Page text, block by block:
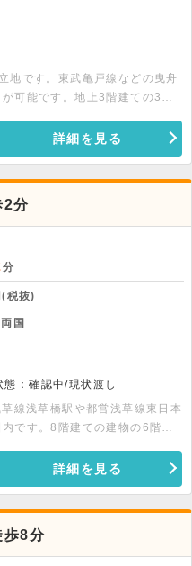
地です。東武亀戸線などの曳舟
可能です。地上3階建ての3階
イルサロンや美容室、接骨院な
件のご相談などは、お気軽にお
詳細を見る
2分
分
(税抜)
両国
態：確認中/現状渡し
線浅草橋駅や都営浅草線東日本
です。8階建ての建物の6階部
スのため、初期費用を抑えられ
詳細を見る
歩8分